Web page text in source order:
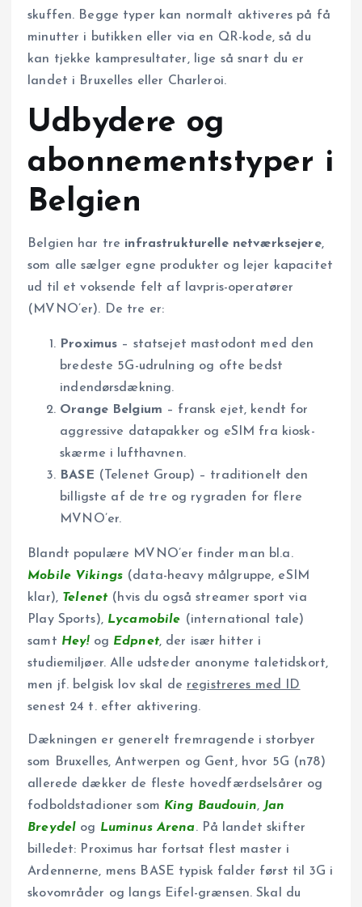
skuffen. Begge typer kan normalt aktiveres på få
minutter i butikken eller via en QR-kode, så du
kan tjekke kampresultater, lige så snart du er
landet i Bruxelles eller Charleroi.
Udbydere og
abonnementstyper i
Belgien
Belgien har tre infrastrukturelle netværksejere,
som alle sælger egne produkter og lejer kapacitet
ud til et voksende felt af lavpris-operatører
(MVNO’er). De tre er:
Proximus – statsejet mastodont med den
bredeste 5G-udrulning og ofte bedst
indendørsdækning.
Orange Belgium – fransk ejet, kendt for
aggressive datapakker og eSIM fra kiosk-
skærme i lufthavnen.
BASE (Telenet Group) – traditionelt den
billigste af de tre og rygraden for flere
MVNO’er.
Blandt populære MVNO’er finder man bl.a.
Mobile Vikings (data-heavy målgruppe, eSIM
klar), Telenet (hvis du også streamer sport via
Play Sports), Lycamobile (international tale)
samt Hey!og Edpnet, der især hitter i
studiemiljøer. Alle udsteder anonyme taletidskort,
men jf. belgisk lov skal de registreres med ID
senest 24 t. efter aktivering.
Dækningen er generelt fremragende i storbyer
som Bruxelles, Antwerpen og Gent, hvor 5G (n78)
allerede dækker de fleste hovedfærdselsårer og
fodboldstadioner som King Baudouin, Jan
Breydel og Luminus Arena. På landet skifter
billedet: Proximus har fortsat flest master i
Ardennerne, mens BASE typisk falder først til 3G i
skovområder og langs Eifel-grænsen. Skal du